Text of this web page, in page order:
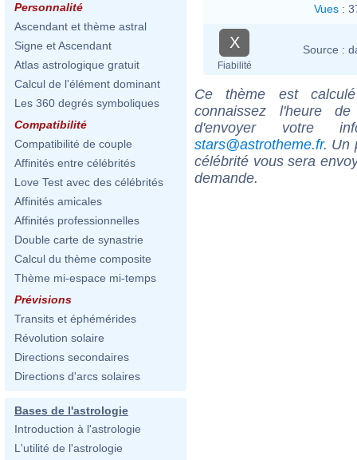
Personnalité
Ascendant et thème astral
Signe et Ascendant
Atlas astrologique gratuit
Calcul de l'élément dominant
Les 360 degrés symboliques
Compatibilité
Compatibilité de couple
Affinités entre célébrités
Love Test avec des célébrités
Affinités amicales
Affinités professionnelles
Double carte de synastrie
Calcul du thème composite
Thème mi-espace mi-temps
Prévisions
Transits et éphémérides
Révolution solaire
Directions secondaires
Directions d'arcs solaires
Bases de l'astrologie
Introduction à l'astrologie
L'utilité de l'astrologie
Vues :
X
Fiabilité
Source :
Ce thème est
connaissez l'heure
d'envoyer votre
stars@astrotheme.fr. Un
célébrité vous sera
demande.